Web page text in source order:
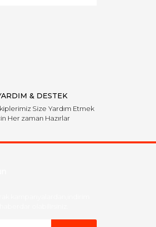
& DESTEK
Size Yardım Etmek
Her zaman Hazırlar